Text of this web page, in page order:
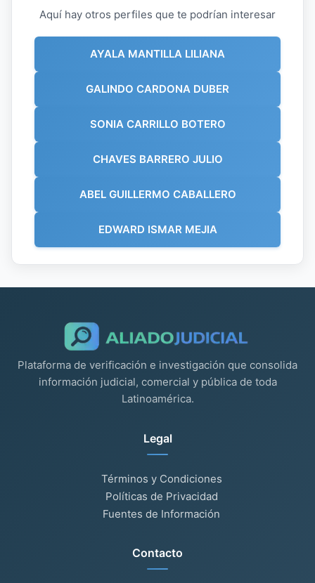
Aquí hay otros perfiles que te podrían interesar
AYALA MANTILLA LILIANA
GALINDO CARDONA DUBER
SONIA CARRILLO BOTERO
CHAVES BARRERO JULIO
ABEL GUILLERMO CABALLERO
EDWARD ISMAR MEJIA
Plataforma de verificación e investigación que consolida
información judicial, comercial y pública de toda
Latinoamérica.
Legal
Términos y Condiciones
Políticas de Privacidad
Fuentes de Información
Contacto